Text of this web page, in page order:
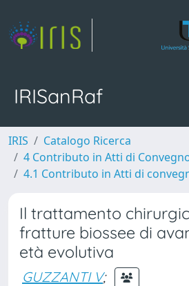
IRISanRaf
IRIS
Catalogo Ricerca
4 Contributo in Atti di
4.1 Contributo in Atti di
Il trattamento
fratture biossee di
età evolutiva
GUZZANTI V;